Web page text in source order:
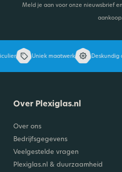
Meld je aan voor onze nieuwsbrief
aankoop.
Uniek maatwerk Deskundig
Over Plexiglas.nl
Over ons
Bedrijfsgegevens
Veelgestelde vragen
Plexiglas.nl & duurzaamheid